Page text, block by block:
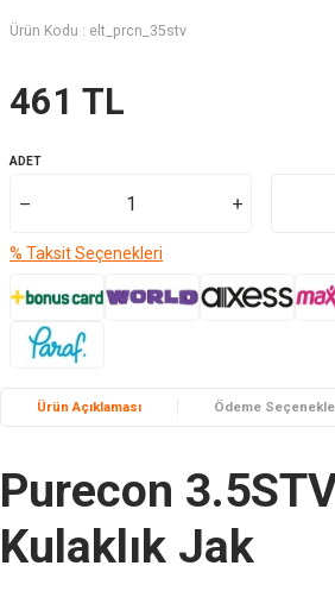
Ürün Kodu : elt_prcn_35stv
461 TL
ADET
% Taksit Seçenekleri
Ürün Açıklaması Ödeme
Purecon
Kulaklık Jak